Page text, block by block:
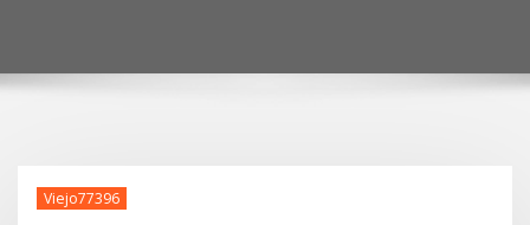
Viejo77396